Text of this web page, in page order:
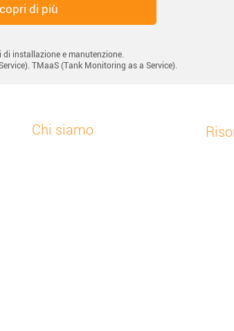
di più
di installazione e manutenzione.
TMaaS (Tank Monitoring as a Service).
Chi siamo